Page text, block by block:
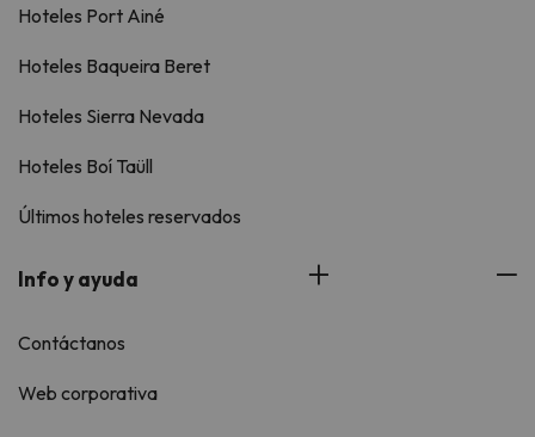
Hoteles Port Ainé
Hoteles Baqueira Beret
Hoteles Sierra Nevada
Hoteles Boí Taüll
Últimos hoteles reservados
Info y ayuda
Contáctanos
Web corporativa